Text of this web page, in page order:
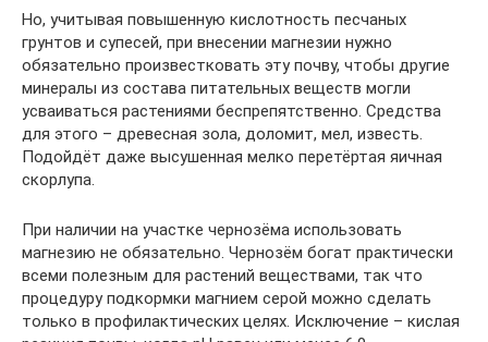
Но, учитывая повышенную кислотность песчаных
грунтов и супесей, при внесении магнезии нужно
обязательно произвестковать эту почву, чтобы другие
минералы из состава питательных веществ могли
усваиваться растениями беспрепятственно. Средства
для этого – древесная зола, доломит, мел, известь.
Подойдёт даже высушенная мелко перетёртая яичная
скорлупа.
При наличии на участке чернозёма использовать
магнезию не обязательно. Чернозём богат практически
всеми полезным для растений веществами, так что
процедуру подкормки магнием серой можно сделать
только в профилактических целях. Исключение – кислая